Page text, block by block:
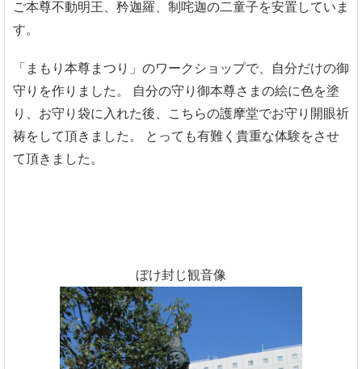
ご本尊不動明王、矜迦羅、制咤迦の二童子を安置していま
す。
「まもり本尊まつり」のワークショップで、自分だけの御
守りを作りました。
自分の守り御本尊さまの絵に色を塗
り、お守り袋に入れた後、こちらの護摩堂でお守り開眼祈
祷をして頂きました。
とっても有難く貴重な体験をさせ
て頂きました。
ぼけ封じ観音像